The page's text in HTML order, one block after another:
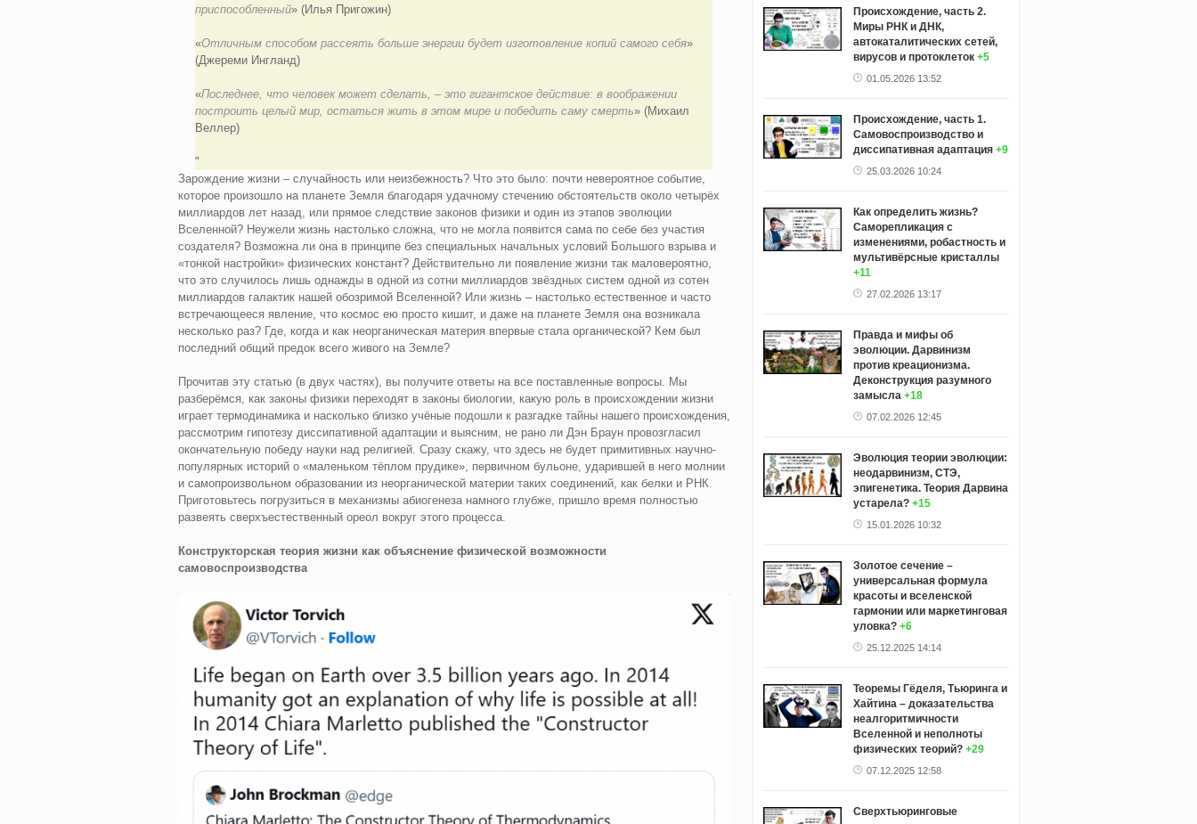
приспособленный» (Илья Пригожин)
«Отличным способом рассеять больше энергии будет изготовление копий самого себя»
(Джереми Ингланд)
«Последнее, что человек может сделать, – это гигантское действие: в воображении
построить целый мир, остаться жить в этом мире и победить саму смерть» (Михаил
Веллер)
Зарождение жизни – случайность или неизбежность? Что это было: почти невероятное событие,
которое произошло на планете Земля благодаря удачному стечению обстоятельств около четырёх
миллиардов лет назад, или прямое следствие законов физики и один из этапов эволюции
Вселенной? Неужели жизнь настолько сложна, что не могла появится сама по себе без участия
создателя? Возможна ли она в принципе без специальных начальных условий Большого взрыва и
«тонкой настройки» физических констант? Действительно ли появление жизни так маловероятно,
что это случилось лишь однажды в одной из сотни миллиардов звёздных систем одной из сотен
миллиардов галактик нашей обозримой Вселенной? Или жизнь – настолько естественное и часто
встречающееся явление, что космос ею просто кишит, и даже на планете Земля она возникала
несколько раз? Где, когда и как неорганическая материя впервые стала органической? Кем был
последний общий предок всего живого на Земле?
Прочитав эту статью (в двух частях), вы получите ответы на все поставленные вопросы. Мы
разберёмся, как законы физики переходят в законы биологии, какую роль в происхождении жизни
играет термодинамика и насколько близко учёные подошли к разгадке тайны нашего происхождения,
рассмотрим гипотезу диссипативной адаптации и выясним, не рано ли Дэн Браун провозгласил
окончательную победу науки над религией. Сразу скажу, что здесь не будет примитивных научно-
популярных историй о «маленьком тёплом прудике», первичном бульоне, ударившей в него молнии
и самопроизвольном образовании из неорганической материи таких соединений, как белки и РНК.
Приготовьтесь погрузиться в механизмы абиогенеза намного глубже, пришло время полностью
развеять сверхъестественный ореол вокруг этого процесса.
Конструкторская теория жизни как объяснение физической возможности
самовоспроизводства
Происхождение, часть 2.
Миры РНК и ДНК,
автокаталитических сетей,
вирусов и протоклеток +5
01.05.2026 13:52
Происхождение, часть 1.
Самовоспроизводство и
диссипативная адаптация +9
25.03.2026 10:24
Как определить жизнь?
Саморепликация с
изменениями, робастность и
мультивёрсные кристаллы
+11
27.02.2026 13:17
Правда и мифы об
эволюции. Дарвинизм
против креационизма.
Деконструкция разумного
замысла +18
07.02.2026 12:45
Эволюция теории эволюции:
неодарвинизм, СТЭ,
эпигенетика. Теория Дарвина
устарела? +15
15.01.2026 10:32
Золотое сечение –
универсальная формула
красоты и вселенской
гармонии или маркетинговая
уловка? +6
25.12.2025 14:14
Теоремы Гёделя, Тьюринга и
Хайтина – доказательства
неалгоритмичности
Вселенной и неполноты
физических теорий? +29
07.12.2025 12:58
Сверхтьюринговые